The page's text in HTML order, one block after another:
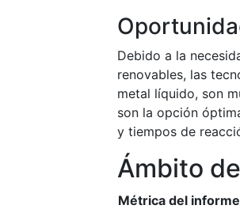
Debido a la
renovables, las
metal líquido, son
son la opción
y tiempos de
Ámbito
Métrica del informe